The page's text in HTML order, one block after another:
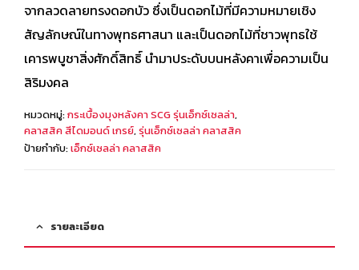
จากลวดลายทรงดอกบัว ซึ่งเป็นดอกไม้ที่มีความหมายเชิง
สัญลักษณ์ในทางพุทธศาสนา และเป็นดอกไม้ที่ชาวพุทธใช้
เคารพบูชาสิ่งศักดิ์สิทธิ์ นำมาประดับบนหลังคาเพื่อความเป็น
สิริมงคล
หมวดหมู่:กระเบื้องมุงหลังคา SCG รุ่นเอ็กซ์เซลล่า,
คลาสสิค สีไดมอนด์ เกรย์, รุ่นเอ็กซ์เซลล่า คลาสสิค
ป้ายกำกับ:เอ็กซ์เซลล่า คลาสสิค
รายละเอียด